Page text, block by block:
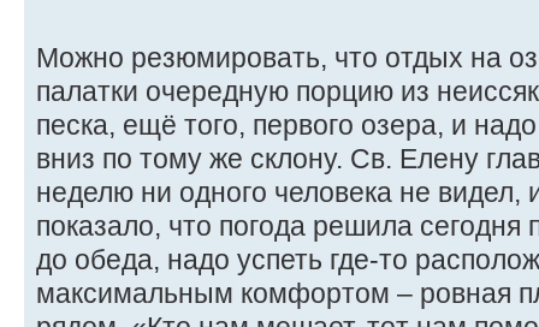
Можно резюмировать, что отдых на
палатки очередную порцию из
песка, ещё того, первого озера, и
вниз по тому же склону. Св. Елену
неделю ни одного человека не видел,
показало, что погода решила
до обеда, надо успеть где-то
максимальным комфортом – ровная